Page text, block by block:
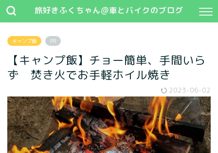
旅好きふくちゃん@車とバイクのブログ
キャンプ飯 PR
【キャンプ飯】チョー簡単、手間いら
ず 焚き火でお手軽ホイル焼き
2023-06-02